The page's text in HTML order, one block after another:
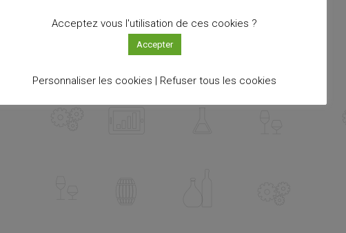
Acceptez vous l'utilisation de ces cookies ?
Accepter
Personnaliser les cookies | Refuser tous les cookies